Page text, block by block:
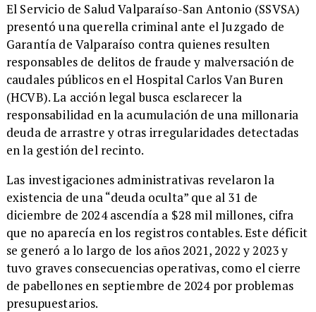
​El Servicio de Salud Valparaíso-San Antonio (SSVSA)
presentó una querella criminal ante el Juzgado de
Garantía de Valparaíso contra quienes resulten
responsables de delitos de fraude y malversación de
caudales públicos en el Hospital Carlos Van Buren
(HCVB). La acción legal busca esclarecer la
responsabilidad en la acumulación de una millonaria
deuda de arrastre y otras irregularidades detectadas
en la gestión del recinto.
Las investigaciones administrativas revelaron la
existencia de una “deuda oculta” que al 31 de
diciembre de 2024 ascendía a $28 mil millones, cifra
que no aparecía en los registros contables. Este déficit
se generó a lo largo de los años 2021, 2022 y 2023 y
tuvo graves consecuencias operativas, como el cierre
de pabellones en septiembre de 2024 por problemas
presupuestarios.